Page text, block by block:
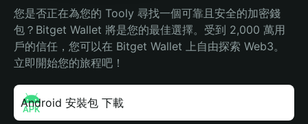
您是否正在為您的 Tooly 尋找一個可靠且安全的加密錢
包？Bitget Wallet 將是您的最佳選擇。受到 2,000 萬用
戶的信任，您可以在 Bitget Wallet 上自由探索 Web3。
立即開始您的旅程吧！
Android 安裝包 下載